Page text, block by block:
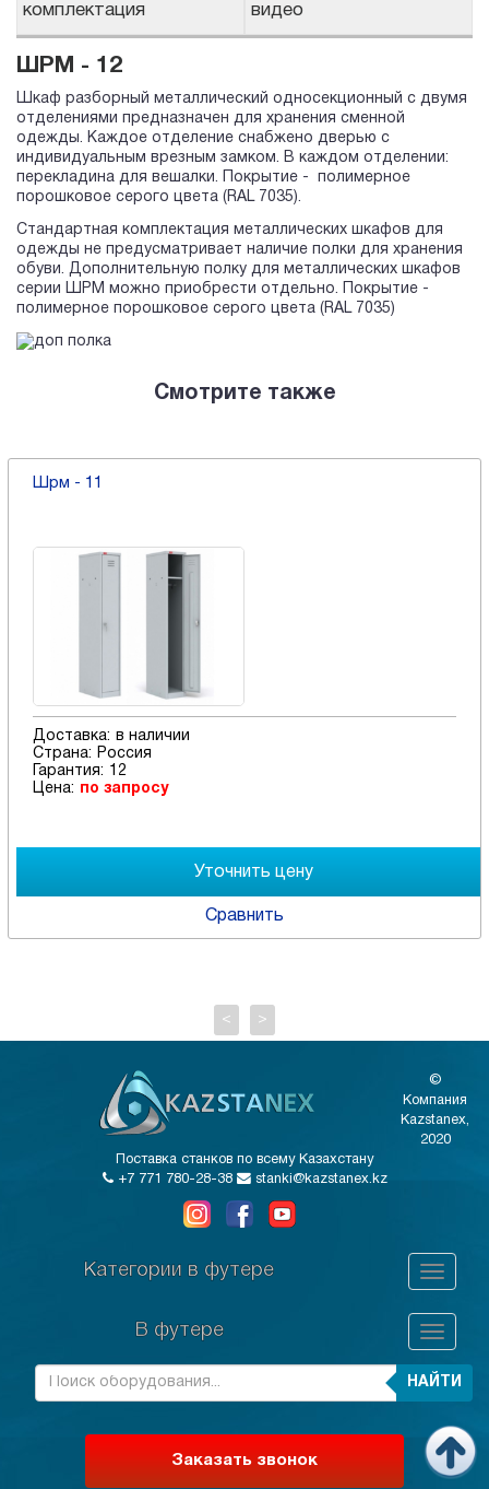
комплектация видео
ШРМ - 12
Шкаф разборный металлический односекционный с двумя
отделениями предназначен для хранения сменной
одежды. Каждое отделение снабжено дверью с
индивидуальным врезным замком. В каждом отделении:
перекладина для вешалки. Покрытие - полимерное
порошковое серого цвета (RAL 7035).
Стандартная комплектация металлических шкафов для
одежды не предусматривает наличие полки для хранения
обуви. Дополнительную полку для металлических шкафов
серии ШРМ можно приобрести отдельно. Покрытие -
полимерное порошковое серого цвета (RAL 7035)
Смотрите также
Шрм - 11
Доставка:
в наличии
Страна:
Россия
Гарантия:
12
Цена:
по запросу
Сравнить
< >
©
Компания
Kazstanex,
2020
Поставка станков по всему Казахстану
+7 771 780-28-38
stanki@kazstanex.kz
Категории в футере
В футере
НАЙТИ
Заказать звонок